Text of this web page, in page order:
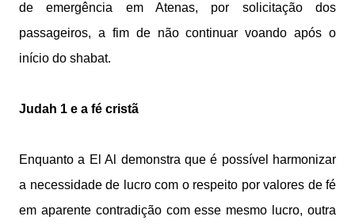
de emergência em Atenas, por solicitação dos
passageiros, a fim de não continuar voando após o
início do shabat.
Judah 1 e a fé cristã
Enquanto a El Al demonstra que é possível harmonizar
a necessidade de lucro com o respeito por valores de fé
em aparente contradição com esse mesmo lucro, outra